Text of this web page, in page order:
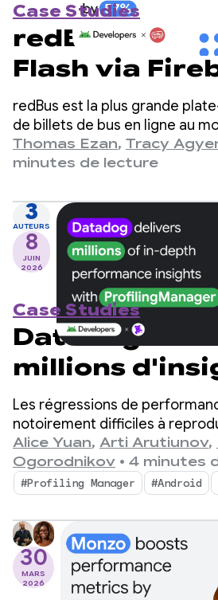
Case Studies
redBus utilise
Flash via
Logic pour
la longueur
clients de 57
redBus est la plus grande
de billets de bus en ligne au
des millions de voyageurs en
Est et en Amérique latine.
Thomas Ezan, Tracy
minutes de lecture
3
AUTEURS
8
JUIN
2026
Case Studies
Datadog
millions
détaillés sur
Les régressions de
notoirement difficiles à
un goulot d'étranglement
développeurs mobiles.
Alice Yuan, Arti Arutiunov,
Ogorodnikov • 4 minutes
#Profiling Manager #Android
30
MARS
2026